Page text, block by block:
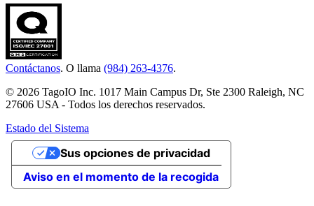
Contáctanos. O llama (984) 263-4376.
© 2026 TagoIO Inc. 1017 Main Campus Dr, Ste 2300 Raleigh, NC
27606 USA - Todos los derechos reservados.
Estado del Sistema
Aviso en el momento de la recogida
Sus opciones de privacidad